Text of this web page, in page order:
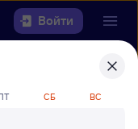
Войти
Самара
СБ ВС